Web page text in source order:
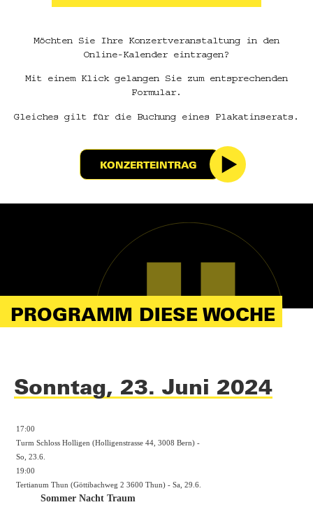
Möchten Sie Ihre Konzertveranstaltung in den
Online-Kalender eintragen?
Mit einem Klick gelangen Sie zum entsprechenden
Formular.
Gleiches gilt für die Buchung eines Plakatinserats.
KONZERTEINTRAG
PROGRAMM DIESE WOCHE
Sonntag, 23. Juni 2024
17:00
Turm Schloss Holligen (Holligenstrasse 44, 3008 Bern) -
So, 23.6.
19:00
Tertianum Thun (Göttibachweg 2 3600 Thun) - Sa, 29.6.
Sommer Nacht Traum